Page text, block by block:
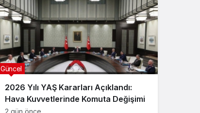
2026 Yılı YAŞ Kararları Açıklandı:
Hava Kuvvetlerinde Komuta Değişimi
2 gün önce
Güncel